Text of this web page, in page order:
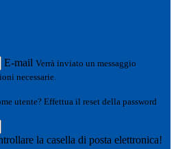
E-mail Verrà inviato un messaggio
necessarie.
utente? Effettua il reset della password
la casella di posta elettronica!